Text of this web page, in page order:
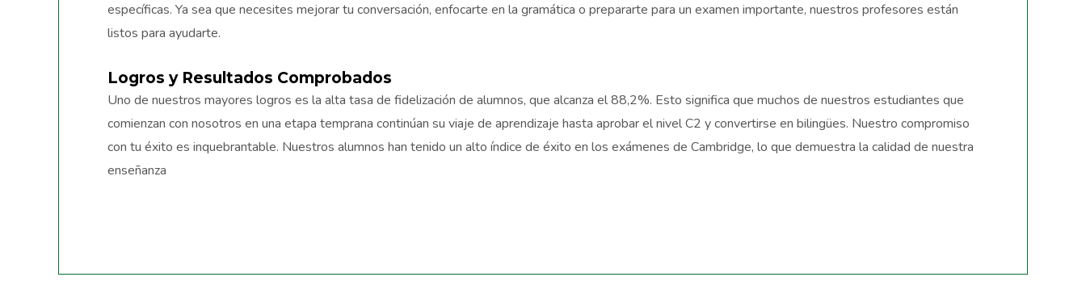
específicas. Ya sea que necesites mejorar tu conversación, enfocarte en la gramática o prepararte para un examen importante, nuestros profesores están
listos para ayudarte.
Logros y Resultados Comprobados
Uno de nuestros mayores logros es la alta tasa de fidelización de alumnos, que alcanza el 88,2%. Esto significa que muchos de nuestros estudiantes que
comienzan con nosotros en una etapa temprana continúan su viaje de aprendizaje hasta aprobar el nivel C2 y convertirse en bilingües. Nuestro compromiso
con tu éxito es inquebrantable. Nuestros alumnos han tenido un alto índice de éxito en los exámenes de Cambridge, lo que demuestra la calidad de nuestra
enseñanza